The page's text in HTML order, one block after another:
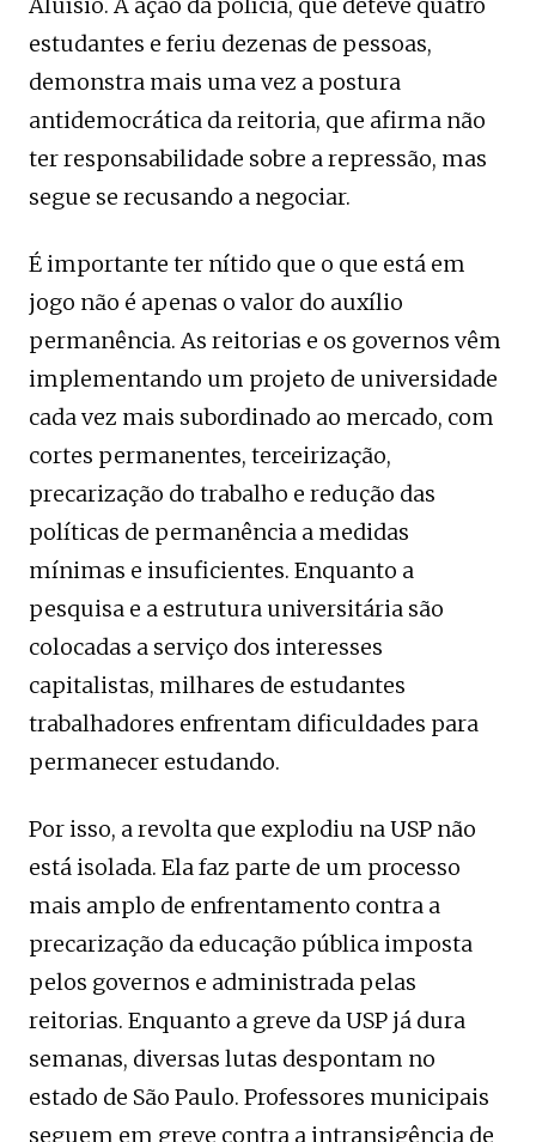
Aluísio. A ação da polícia, que deteve quatro
estudantes e feriu dezenas de pessoas,
demonstra mais uma vez a postura
antidemocrática da reitoria, que afirma não
ter responsabilidade sobre a repressão, mas
segue se recusando a negociar.
É importante ter nítido que o que está em
jogo não é apenas o valor do auxílio
permanência. As reitorias e os governos vêm
implementando um projeto de universidade
cada vez mais subordinado ao mercado, com
cortes permanentes, terceirização,
precarização do trabalho e redução das
políticas de permanência a medidas
mínimas e insuficientes. Enquanto a
pesquisa e a estrutura universitária são
colocadas a serviço dos interesses
capitalistas, milhares de estudantes
trabalhadores enfrentam dificuldades para
permanecer estudando.
Por isso, a revolta que explodiu na USP não
está isolada. Ela faz parte de um processo
mais amplo de enfrentamento contra a
precarização da educação pública imposta
pelos governos e administrada pelas
reitorias. Enquanto a greve da USP já dura
semanas, diversas lutas despontam no
estado de São Paulo. Professores municipais
seguem em greve contra a intransigência de